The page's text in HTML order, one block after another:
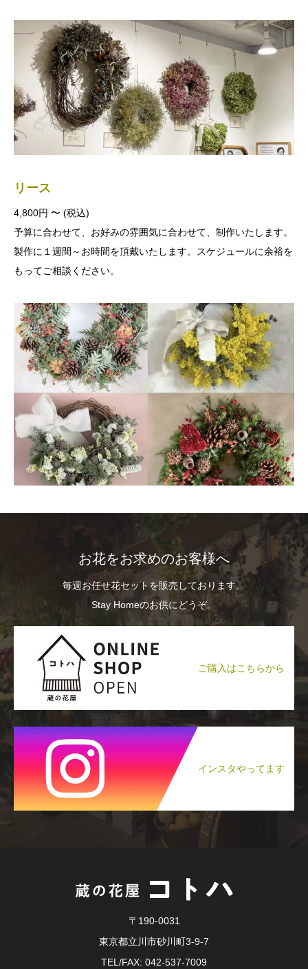
リース
4,800円 〜 (税込)
予算に合わせて、お好みの雰囲気に合わせて、制作いたします。
製作に１週間～お時間を頂戴いたします。スケジュールに余裕を
もってご相談ください。
お花をお求めのお客様へ
毎週お任せ花セットを販売しております。
Stay Homeのお供にどうぞ。
ご購入はこちらから
インスタやってます
〒190-0031
東京都立川市砂川町3-9-7
TEL/FAX: 042-537-7009